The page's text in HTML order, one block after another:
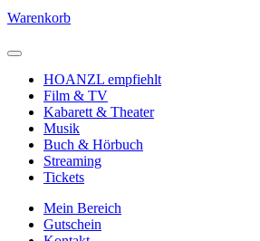
Warenkorb
HOANZL empfiehlt
Film & TV
Kabarett & Theater
Musik
Buch & Hörbuch
Streaming
Tickets
Mein Bereich
Gutschein